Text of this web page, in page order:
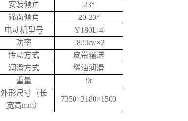
安装倾角
23°
筛面倾角
20-23°
电动机型号
Y180L-4
功率
18.5kw×2
传动方式
皮带输送
润滑方式
稀油润滑
重量
9t
外形尺寸（长
宽高mm）
7350×3180×1500